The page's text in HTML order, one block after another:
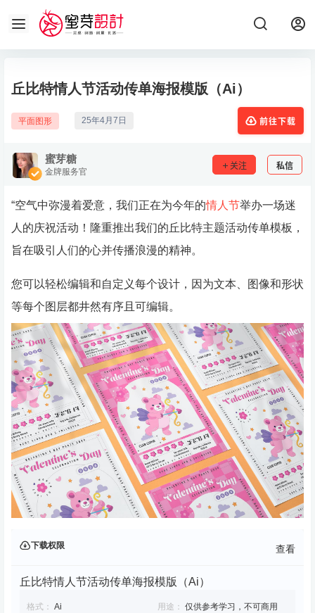
丘比特情人节活动传单海报模版（Ai）
平面图形 25年4月7日 前往下载
蜜芽糖
金牌服务官
关注 私信
“空气中弥漫着爱意，我们正在为今年的情人节举办一场迷
人的庆祝活动！隆重推出我们的丘比特主题活动传单模板，
旨在吸引人们的心并传播浪漫的精神。
您可以轻松编辑和自定义每个设计，因为文本、图像和形状
等每个图层都井然有序且可编辑。
下载权限 查看
丘比特情人节活动传单海报模版（Ai）
格式： Ai 用途： 仅供参考学习，不可商用